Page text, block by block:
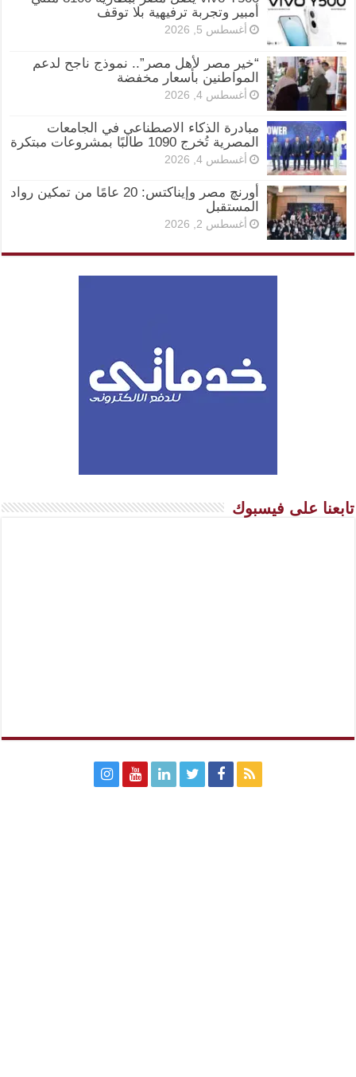
أمبير وتجربة ترفيهية بلا توقف
أغسطس 5, 2026
“خير مصر لأهل مصر”.. نموذج ناجح لدعم
المواطنين بأسعار مخفضة
أغسطس 4, 2026
مبادرة الذكاء الاصطناعي في الجامعات
المصرية تُخرج 1090 طالبًا بمشروعات مبتكرة
أغسطس 4, 2026
أورنچ مصر وإيناكتس: 20 عامًا من تمكين رواد
المستقبل
أغسطس 2, 2026
تابعنا على فيسبوك